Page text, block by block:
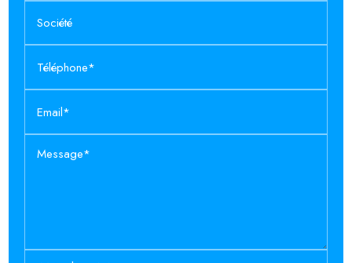
Société
Téléphone*
Email*
Message*